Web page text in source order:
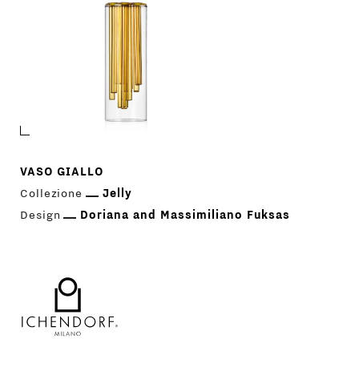
VASO GIALLO
Collezione
Jelly
Design
Doriana and Massimiliano Fuksas